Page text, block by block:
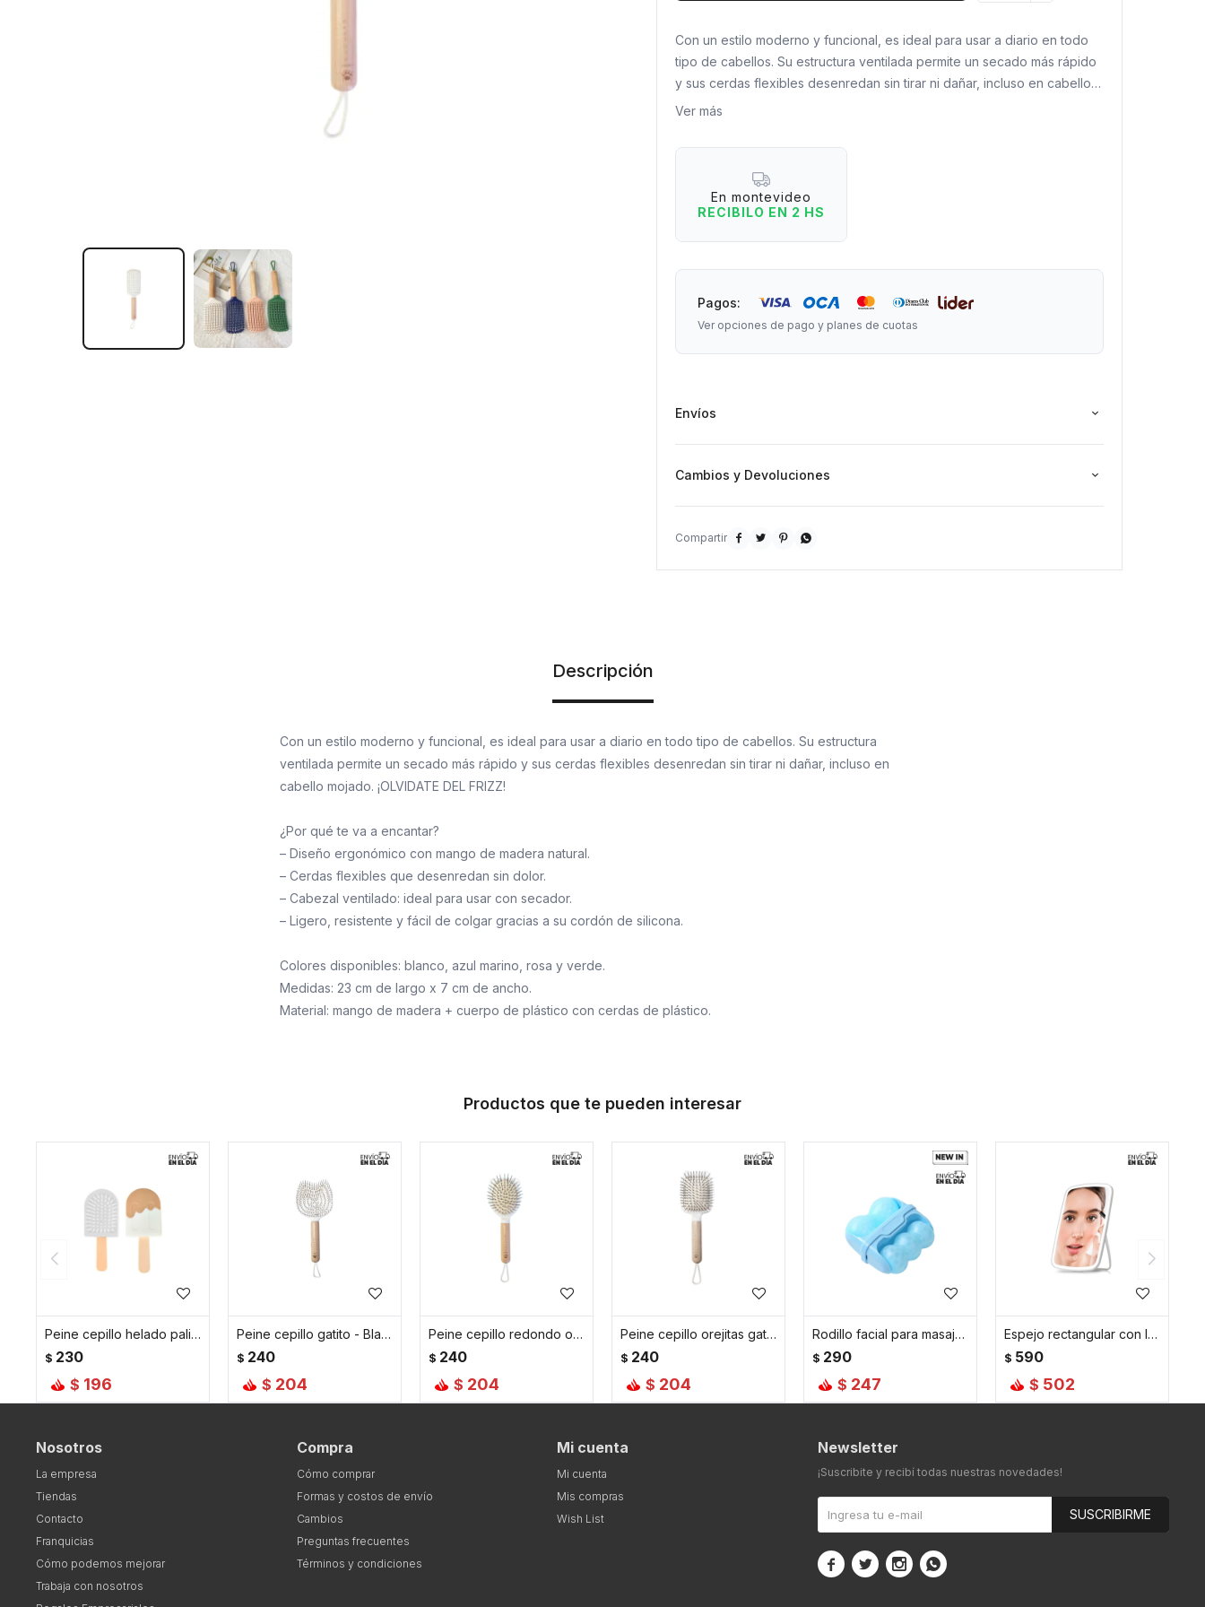
Con un estilo moderno y funcional, es ideal para usar a diario en todo
tipo de cabellos. Su estructura ventilada permite un secado más rápido
y sus cerdas flexibles desenredan sin tirar ni dañar, incluso en cabello
mojado. ¡OLVIDATE DEL FRIZZ!
¿Por qué te va a encantar?
– Diseño ergonómico con mango de madera natural.
– Cerdas flexibles que desenredan sin dolor.
– Cabezal ventilado: ideal para usar con secador.
Colores disponibles: blanco, azul marino, rosa y verde.
Medidas: 23 cm de largo x 7 cm de ancho.
Material: mango de madera + cuerpo de plástico con cerdas de
Ver más
En montevideo
RECIBILO EN 2 HS
Pagos:
Ver opciones de pago y planes de cuotas
Envíos
Cambios y Devoluciones
   
Descripción
Con un estilo moderno y funcional, es ideal para usar a diario en todo tipo de cabellos. Su estructura
ventilada permite un secado más rápido y sus cerdas flexibles desenredan sin tirar ni dañar, incluso en
cabello mojado. ¡OLVIDATE DEL FRIZZ!
¿Por qué te va a encantar?
– Diseño ergonómico con mango de madera natural.
– Cerdas flexibles que desenredan sin dolor.
– Cabezal ventilado: ideal para usar con secador.
– Ligero, resistente y fácil de colgar gracias a su cordón de silicona.
Colores disponibles: blanco, azul marino, rosa y verde.
Medidas: 23 cm de largo x 7 cm de ancho.
Material: mango de madera + cuerpo de plástico con cerdas de plástico.
Productos que te pueden interesar
Peine cepillo helado palito - Blanco
$ 230
$ 196
Peine cepillo gatito - Blanco
$ 240
$ 204
Peine cepillo redondo orejitas gato - Blanco
$ 240
$ 204
Peine cepillo orejitas gato - Blanco
$ 240
$ 204
Rodillo facial para masaje frío - Blanco
$ 290
$ 247
Espejo rectangular con luz led y pie de apoyo - Blanco
$ 590
$ 502
Nosotros
La empresa
Tiendas
Contacto
Franquicias
Cómo podemos mejorar
Trabaja con nosotros
Compra
Cómo comprar
Formas y costos de envío
Cambios
Preguntas frecuentes
Términos y condiciones
Mi cuenta
Mi cuenta
Mis compras
Wish List
Newsletter
¡Suscribite y recibí todas nuestras novedades!
SUSCRIBIRME
   